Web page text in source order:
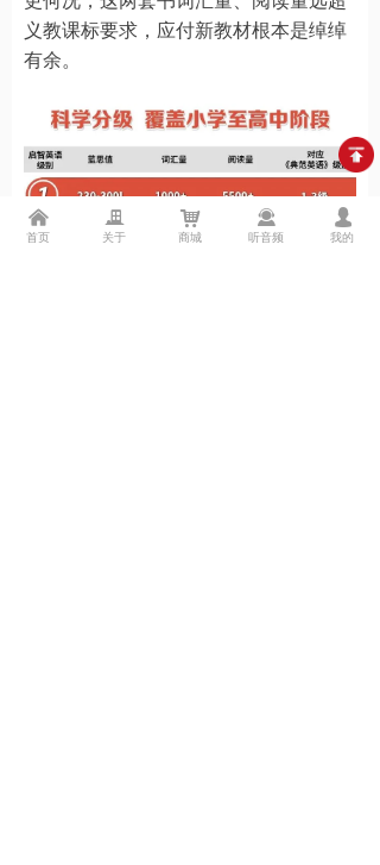
义教课标要求，应付新教材根本是绰绰
有余。
낀
首页
끉
关于
낙
商城
끤
听音频
넙
我的